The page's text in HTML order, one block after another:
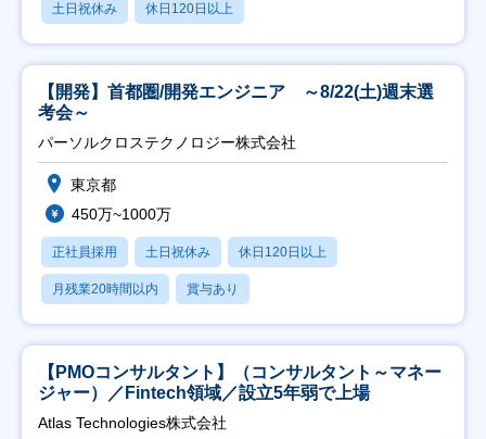
土日祝休み 休日120日以上
【開発】首都圏/開発エンジニア ～8/22(土)週末選
考会～
パーソルクロステクノロジー株式会社
東京都
450万~1000万
正社員採用 土日祝休み 休日120日以上
月残業20時間以内 賞与あり
【PMOコンサルタント】（コンサルタント～マネー
ジャー）／Fintech領域／設立5年弱で上場
Atlas Technologies株式会社